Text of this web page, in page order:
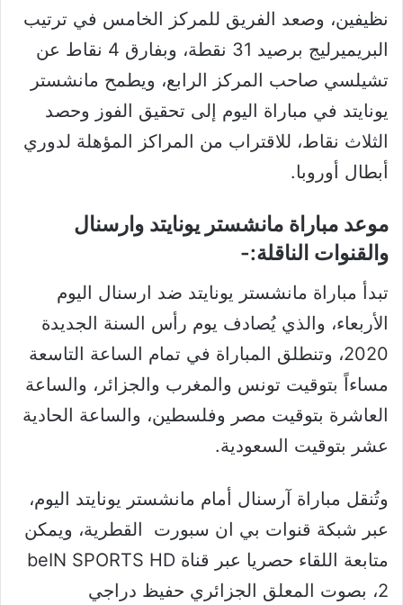
نظيفين، وصعد الفريق للمركز الخامس في ترتيب
البريميرليج برصيد 31 نقطة، وبفارق 4 نقاط عن
تشيلسي صاحب المركز الرابع، ويطمح مانشستر
يونايتد في مباراة اليوم إلى تحقيق الفوز وحصد
الثلاث نقاط، للاقتراب من المراكز المؤهلة لدوري
أبطال أوروبا.
موعد مباراة مانشستر يونايتد وارسنال
والقنوات الناقلة:-
تبدأ مباراة مانشستر يونايتد ضد ارسنال اليوم
الأربعاء، والذي يُصادف يوم رأس السنة الجديدة
2020، وتنطلق المباراة في تمام الساعة التاسعة
مساءاً بتوقيت تونس والمغرب والجزائر، والساعة
العاشرة بتوقيت مصر وفلسطين، والساعة الحادية
عشر بتوقيت السعودية.
وتُنقل مباراة آرسنال أمام مانشستر يونايتد اليوم،
عبر شبكة قنوات بي ان سبورت القطرية، ويمكن
متابعة اللقاء حصريا عبر قناة beIN SPORTS HD
2، بصوت المعلق الجزائري حفيظ دراجي